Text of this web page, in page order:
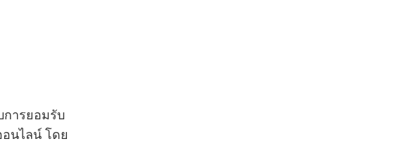
การยอมรับ
นไลน์ โดย